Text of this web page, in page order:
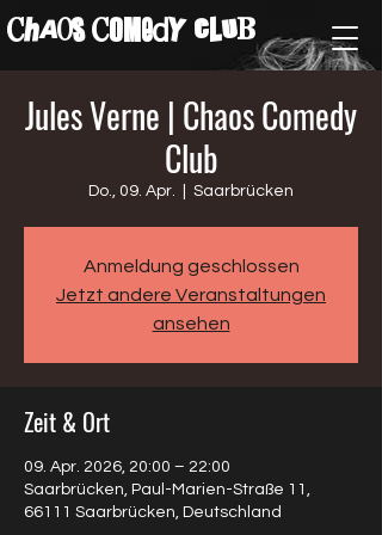
ChAos COMedY cLuB
Jules Verne | Chaos Comedy
Club
Do., 09. Apr. Saarbrücken
Anmeldung geschlossen
Jetzt andere Veranstaltungen
ansehen
Zeit & Ort
09. Apr. 2026, 20:00 – 22:00
Saarbrücken, Paul-Marien-Straße 11,
66111 Saarbrücken, Deutschland